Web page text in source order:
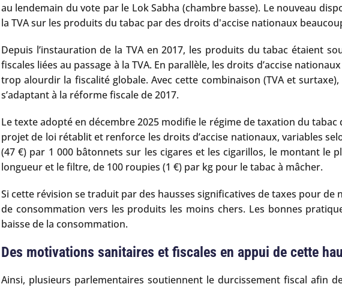
au lendemain du vote par le Lok Sabha (chambre basse). Le nouveau
la TVA sur les produits du tabac par des droits d'accise nationaux
Depuis l’instauration de la TVA en 2017, les produits du tabac étaient
fiscales liées au passage à la TVA. En parallèle, les droits d’accise
trop alourdir la fiscalité globale. Avec cette combinaison (TVA et
s’adaptant à la réforme fiscale de 2017.
Le texte adopté en décembre 2025 modifie le régime de taxation du
projet de loi rétablit et renforce les droits d’accise nationaux, variables
(47 €) par 1 000 bâtonnets sur les cigares et les cigarillos, le montant le
longueur et le filtre, de 100 roupies (1 €) par kg pour le tabac à mâcher.
Si cette révision se traduit par des hausses significatives de taxes pour
de consommation vers les produits les moins chers. Les bonnes
baisse de la consommation.
Des motivations sanitaires et fiscales en appui de cette
Ainsi, plusieurs parlementaires soutiennent le durcissement fiscal afin